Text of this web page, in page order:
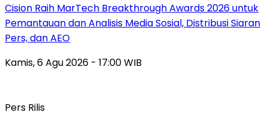
Cision Raih MarTech Breakthrough Awards 2026 untuk
Pemantauan dan Analisis Media Sosial, Distribusi Siaran
Pers, dan AEO
Kamis, 6 Agu 2026 - 17:00 WIB
Pers Rilis